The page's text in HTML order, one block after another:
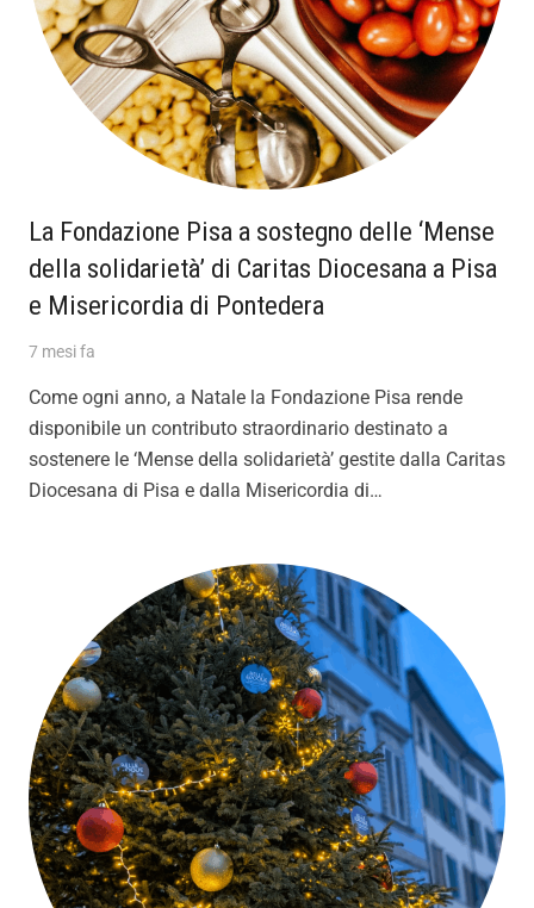
La Fondazione Pisa a sostegno delle ‘Mense
della solidarietà’ di Caritas Diocesana a Pisa
e Misericordia di Pontedera
7 mesi fa
Come ogni anno, a Natale la Fondazione Pisa rende
disponibile un contributo straordinario destinato a
sostenere le ‘Mense della solidarietà’ gestite dalla Caritas
Diocesana di Pisa e dalla Misericordia di…